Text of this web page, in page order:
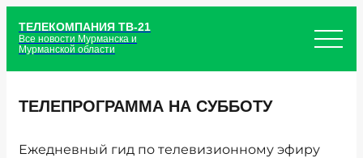
ТЕЛЕКОМПАНИЯ ТВ-21
Все новости Мурманска и
Мурманской области
ТЕЛЕПРОГРАММА НА СУББОТУ
Ежедневный гид по телевизионному эфиру